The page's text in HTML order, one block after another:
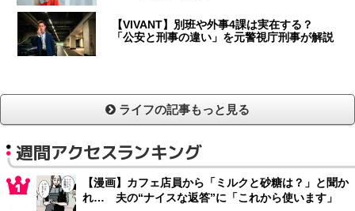
【VIVANT】別班や外事4課は実在する？
「公安と刑事の違い」を元警視庁刑事が解説
ライフの記事もっと見る
週間アクセスランキング
【漫画】カフェ店員から「ミルクと砂糖は？」と聞か
れ… 夫の“ナイスな返答”に「これから使います」